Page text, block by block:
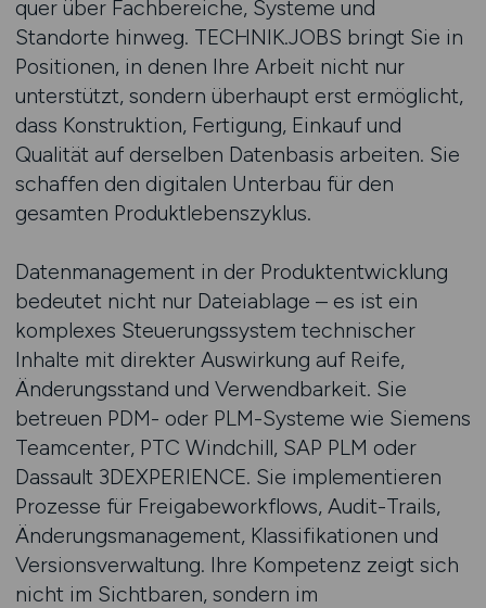
quer über Fachbereiche, Systeme und
Standorte hinweg. TECHNIK.JOBS bringt Sie in
Positionen, in denen Ihre Arbeit nicht nur
unterstützt, sondern überhaupt erst ermöglicht,
dass Konstruktion, Fertigung, Einkauf und
Qualität auf derselben Datenbasis arbeiten. Sie
schaffen den digitalen Unterbau für den
gesamten Produktlebenszyklus.
Datenmanagement in der Produktentwicklung
bedeutet nicht nur Dateiablage – es ist ein
komplexes Steuerungssystem technischer
Inhalte mit direkter Auswirkung auf Reife,
Änderungsstand und Verwendbarkeit. Sie
betreuen PDM- oder PLM-Systeme wie Siemens
Teamcenter, PTC Windchill, SAP PLM oder
Dassault 3DEXPERIENCE. Sie implementieren
Prozesse für Freigabeworkflows, Audit-Trails,
Änderungsmanagement, Klassifikationen und
Versionsverwaltung. Ihre Kompetenz zeigt sich
nicht im Sichtbaren, sondern im